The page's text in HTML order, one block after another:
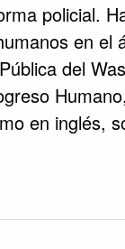
policial.
en el
del
en inglés,